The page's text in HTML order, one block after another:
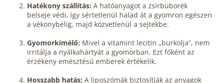
Hatékony szállítás: A hatóanyagot a zsírbuborék
belseje védi, így sértetlenül halad át a gyomron egészen
a vékonybélig, majd közvetlenül a sejtekbe.
Gyomorkímélő: Mivel a vitamint lecitin „burkolja”, nem
irritálja a nyálkahártyát a gyomorban. Ezt főként az
érzékeny emésztésű emberek értékelik.
Hosszabb hatás: A liposzómák biztosítják az anyagok